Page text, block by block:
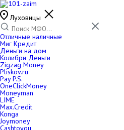
Луховицы
Отличные наличные
Миг Кредит
Деньги на дом
Колибри Деньги
Zigzag Money
Pliskov.ru
Pay P.S.
OneClickMoney
Moneyman
LIME
Max.Credit
Konga
Joymoney
Cashtoyou